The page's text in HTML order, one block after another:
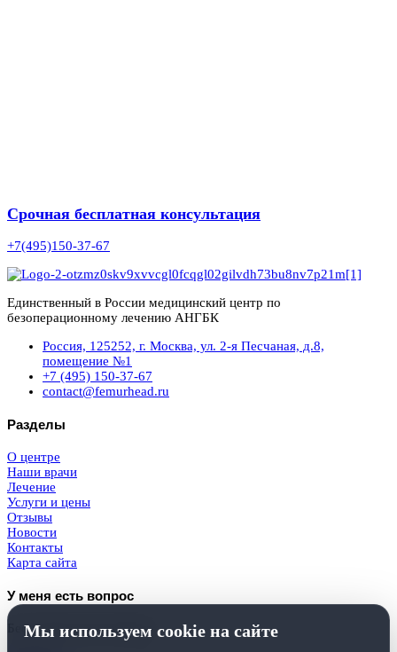
Срочная бесплатная консультация
+7(495)150-37-67
Единственный в России медицинский центр по
безоперационному лечению АНГБК
Россия, 125252, г. Москва, ул. 2-я Песчаная, д.8,
помещение №1
+7 (495) 150-37-67
contact@femurhead.ru
Разделы
О центре
Наши врачи
Лечение
Услуги и цены
Отзывы
Новости
Контакты
Карта сайта
У меня есть вопрос
Бесплатная консультация
Мы используем cookie на сайте